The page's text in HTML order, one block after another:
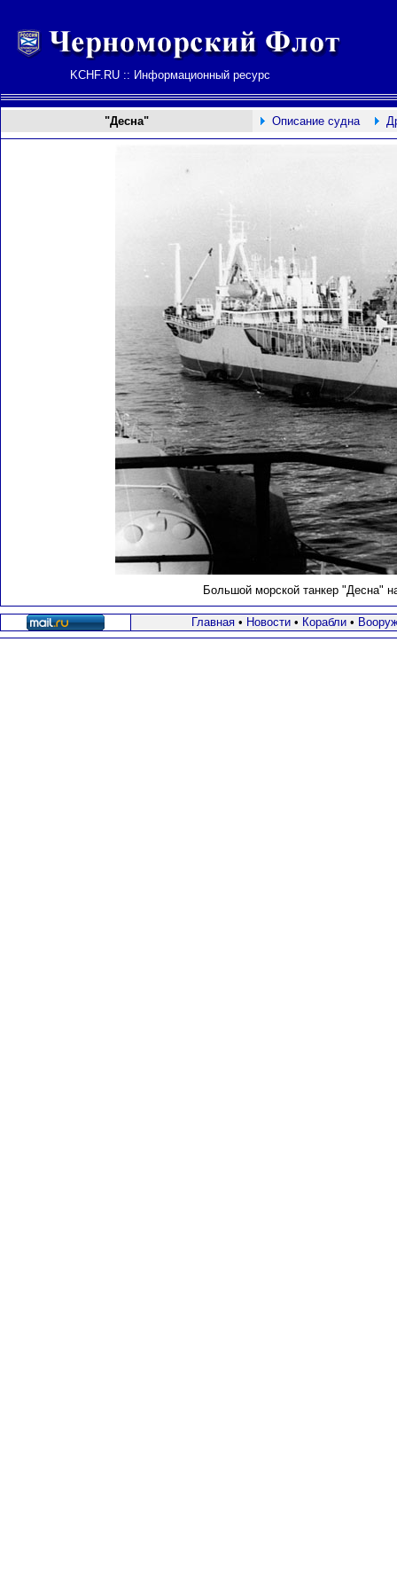
KCHF.RU :: Информационный ресурс
"Десна" Описание судна
Большой морской танкер "Десна"
Главная• Новости• Корабли•